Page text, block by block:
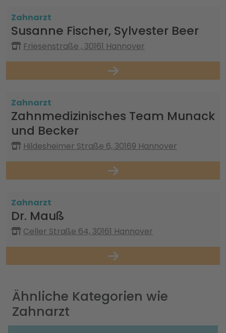
Zahnarzt
Susanne Fischer, Sylvester Beer
Friesenstraße , 30161 Hannover
Zahnarzt
Zahnmedizinisches Team Munack
und Becker
Hildesheimer Straße 6, 30169 Hannover
Zahnarzt
Dr. Mauß
Celler Straße 64, 30161 Hannover
Ähnliche Kategorien wie
Zahnarzt